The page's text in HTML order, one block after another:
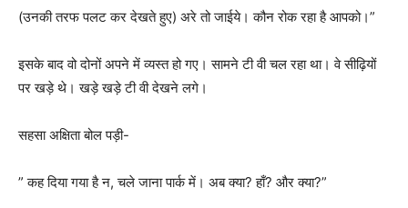
(उनकी तरफ पलट कर देखते हुए) अरे तो जाईये। कौन रोक रहा है आपको।”
इसके बाद वो दोनों अपने में व्यस्त हो गए। सामने टी वी चल रहा था। वे सीढ़ियों
पर खड़े थे। खड़े खड़े टी वी देखने लगे।
सहसा अक्षिता बोल पड़ी-
” कह दिया गया है न, चले जाना पार्क में। अब क्या? हाँ? और क्या?”